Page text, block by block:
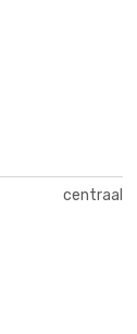
centraal